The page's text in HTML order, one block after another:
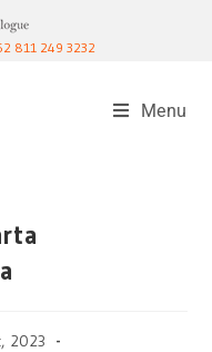
811 249 3232
Menu
2023